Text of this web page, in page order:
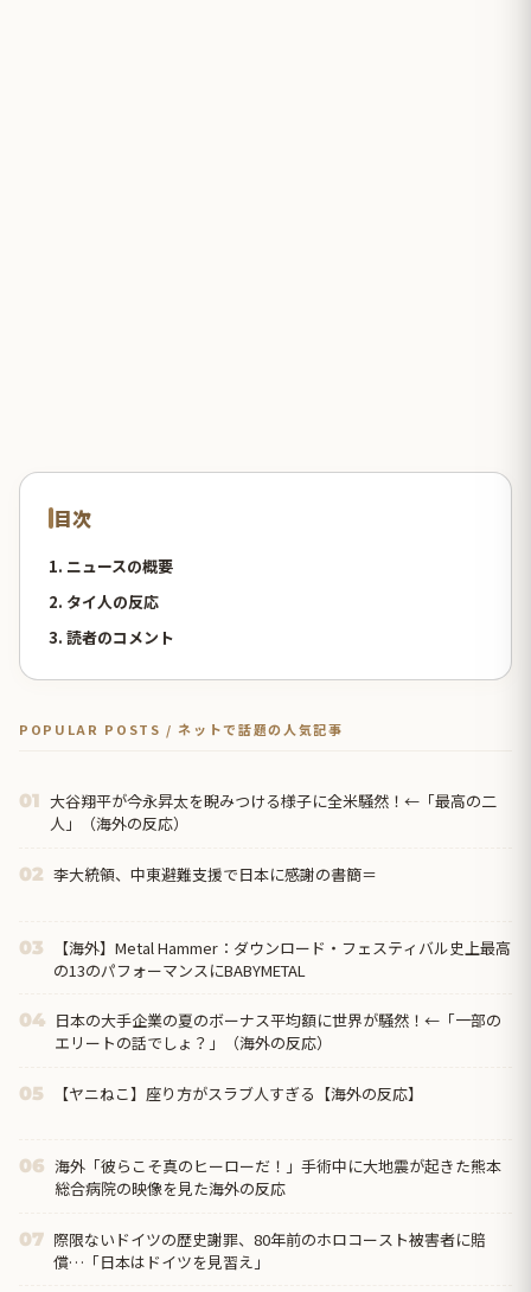
目次
1. ニュースの概要
2. タイ人の反応
3. 読者のコメント
POPULAR POSTS / ネットで話題の人気記事
01 大谷翔平が今永昇太を睨みつける様子に全米騒然！←「最高の二
人」（海外の反応）
02 李大統領、中東避難支援で日本に感謝の書簡＝
03
【海外】Metal Hammer：ダウンロード・フェスティバル史上最高
の13のパフォーマンスにBABYMETAL
04 日本の大手企業の夏のボーナス平均額に世界が騒然！←「一部の
エリートの話でしょ？」（海外の反応）
05 【ヤニねこ】座り方がスラブ人すぎる【海外の反応】
06 海外「彼らこそ真のヒーローだ！」手術中に大地震が起きた熊本
総合病院の映像を見た海外の反応
07 際限ないドイツの歴史謝罪、80年前のホロコースト被害者に賠
償…「日本はドイツを見習え」